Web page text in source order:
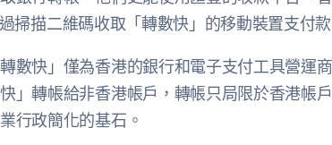
掃描二維碼收取「轉數快」的移動裝置支付款
數快」僅為香港的銀行和電子支付工具營運
」轉帳給非香港帳戶，轉帳只局限於香港帳
行政簡化的基石。